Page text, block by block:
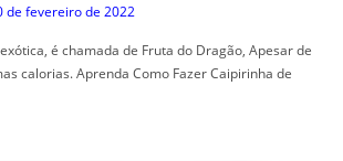
de fevereiro de 2022
é chamada de Fruta do Dragão, Apesar de
calorias. Aprenda Como Fazer Caipirinha de